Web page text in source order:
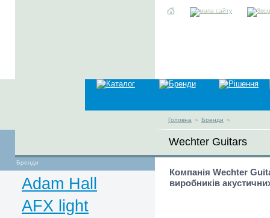
Головна » Бренди »
Wechter Guitars
Бренди
Adam Hall
AFX light
Компанія Wechter
виробників